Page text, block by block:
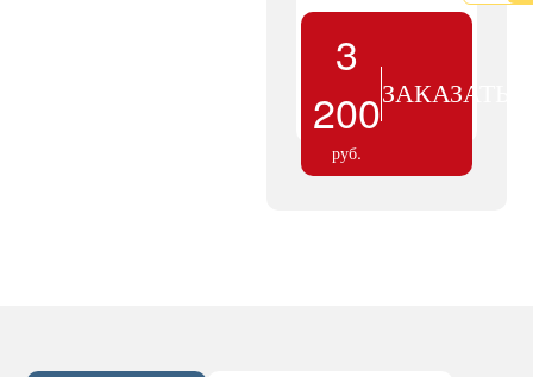
3
200
руб.
ЗАКАЗАТЬ